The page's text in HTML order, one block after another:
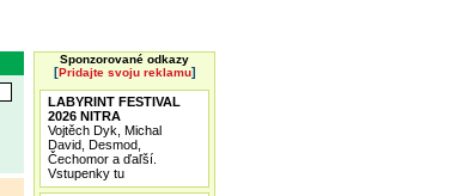
Sponzorované odkazy
[Pridajte svoju reklamu]
LABYRINT FESTIVAL
2026 NITRA
Vojtěch Dyk, Michal
David, Desmod,
Čechomor a ďaľší.
Vstupenky tu